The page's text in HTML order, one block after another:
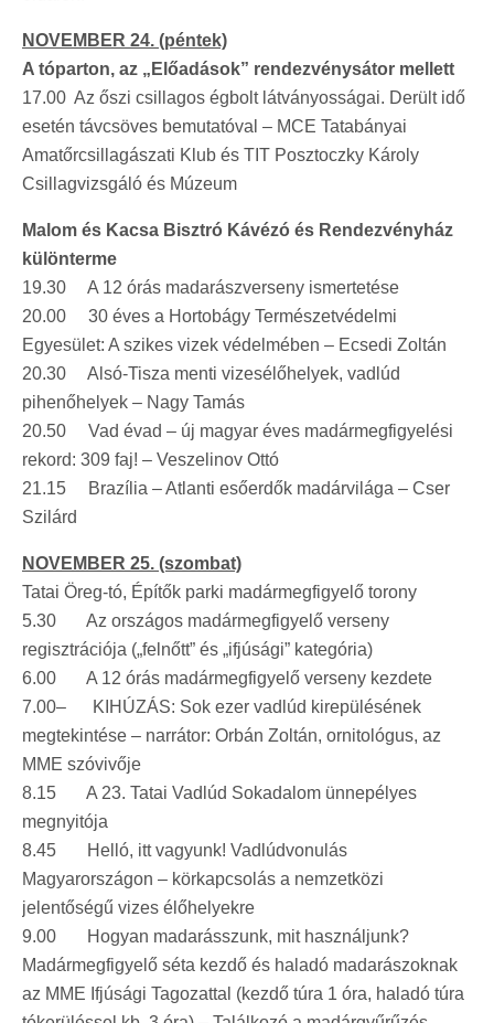
NOVEMBER 24. (péntek)
A tóparton, az „Előadások” rendezvénysátor mellett
17.00 Az őszi csillagos égbolt látványosságai. Derült idő
esetén távcsöves bemutatóval – MCE Tatabányai
Amatőrcsillagászati Klub és TIT Posztoczky Károly
Csillagvizsgáló és Múzeum
Malom és Kacsa Bisztró Kávézó és Rendezvényház
különterme
19.30 A 12 órás madarászverseny ismertetése
20.00 30 éves a Hortobágy Természetvédelmi
Egyesület: A szikes vizek védelmében – Ecsedi Zoltán
20.30 Alsó-Tisza menti vizesélőhelyek, vadlúd
pihenőhelyek – Nagy Tamás
20.50 Vad évad – új magyar éves madármegfigyelési
rekord: 309 faj! – Veszelinov Ottó
21.15 Brazília – Atlanti esőerdők madárvilága – Cser
Szilárd
NOVEMBER 25. (szombat)
Tatai Öreg-tó, Építők parki madármegfigyelő torony
5.30 Az országos madármegfigyelő verseny
regisztrációja („felnőtt” és „ifjúsági” kategória)
6.00 A 12 órás madármegfigyelő verseny kezdete
7.00– KIHÚZÁS: Sok ezer vadlúd kirepülésének
megtekintése – narrátor: Orbán Zoltán, ornitológus, az
MME szóvivője
8.15 A 23. Tatai Vadlúd Sokadalom ünnepélyes
megnyitója
8.45 Helló, itt vagyunk! Vadlúdvonulás
Magyarországon – körkapcsolás a nemzetközi
jelentőségű vizes élőhelyekre
9.00 Hogyan madarásszunk, mit használjunk?
Madármegfigyelő séta kezdő és haladó madarászoknak
az MME Ifjúsági Tagozattal (kezdő túra 1 óra, haladó túra